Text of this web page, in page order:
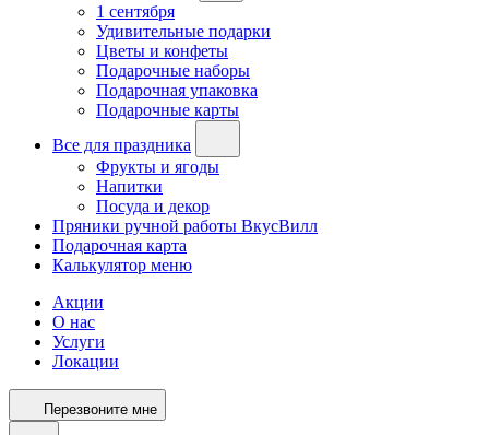
1 сентября
Удивительные подарки
Цветы и конфеты
Подарочные наборы
Подарочная упаковка
Подарочные карты
Все для праздника
Фрукты и ягоды
Напитки
Посуда и декор
Пряники ручной работы ВкусВилл
Подарочная карта
Калькулятор меню
Акции
О нас
Услуги
Локации
Перезвоните мне